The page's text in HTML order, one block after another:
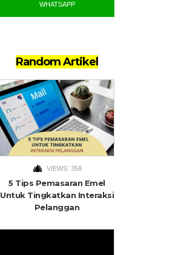
WHATSAPP
Random Artikel
VIEWS: 358
5 Tips Pemasaran Emel
Untuk Tingkatkan Interaksi
Pelanggan